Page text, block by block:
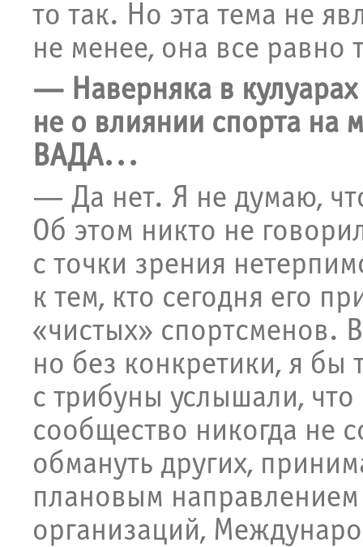
то так. Но эта тема не
не менее, она все равно
— Наверняка в кулуарах
не о влиянии спорта на
ВАДА...
— Да нет. Я не думаю,
Об этом никто не
с точки зрения
к тем, кто сегодня его
«чистых» спортсменов.
но без конкретики, я бы
с трибуны услышали,
сообщество никогда не
обмануть других,
плановым
организаций,